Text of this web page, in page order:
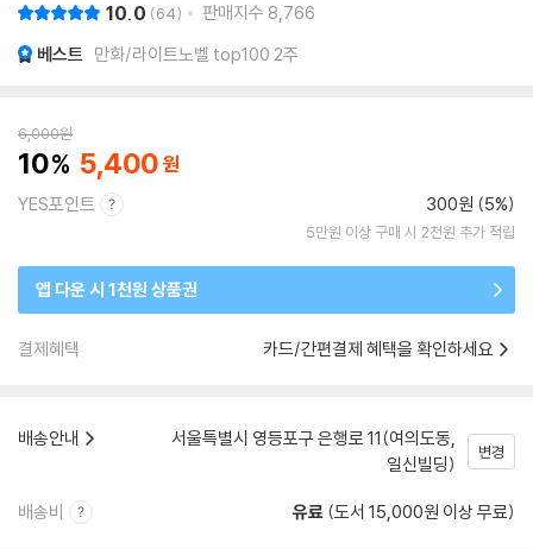
10.0 64 판매지수 8,766
베스트 만화/라이트노벨 top100 2주
6,000원
10 5,400
YES포인트 300원 (5%)
5만원 이상 구매 시 2천원 추가 적립
앱 다운 시 1천원 상품권
결제혜택 카드/간편결제 혜택을 확인하세요
배송안내
서울특별시 영등포구 은행로 11(여의도동,
일신빌딩)
변경
배송비 유료 (도서 15,000원 이상 무료)